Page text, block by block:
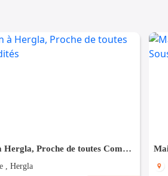
Maison à Hergla, Proche de toutes Commodités
, Hergla